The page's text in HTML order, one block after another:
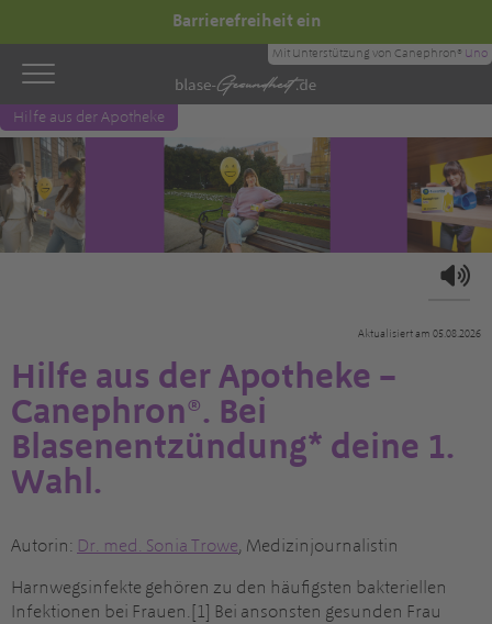
Barrierefreiheit ein
Hilfe aus der Apotheke
Mit Unterstützung von Canephron® Uno
Aktualisiert am 05.08.2026
Hilfe aus der Apotheke –
Canephron®. Bei
Blasenentzündung* deine 1.
Wahl.
Autorin: Dr. med. Sonia Trowe, Medizinjournalistin
Harnwegsinfekte gehören zu den häufigsten bakteriellen
Infektionen bei Frauen.[1] Bei ansonsten gesunden Frau